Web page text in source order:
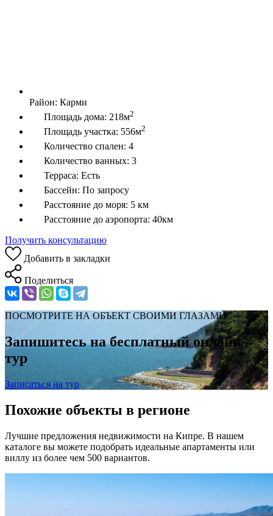
Район: Карми
Площадь дома: 218м2
Площадь участка: 556м2
Количество спален: 4
Количество ванных: 3
Терраса: Есть
Бассейн: По запросу
Расстояние до моря: 5 км
Расстояние до аэропорта: 40км
Получить консультацию
Добавить в закладки
Поделиться
ПОСМОТРИТЕ НА ОБЪЕКТ СВОИМИ ГЛАЗАМИ
Запишитесь на бесплатный онлайн-
тур
Записаться на тур
Похожие объекты в регионе
Лучшие предложения недвижимости на Кипре. В нашем
каталоге вы можете подобрать идеальные апартаменты или
виллу из более чем 500 вариантов.